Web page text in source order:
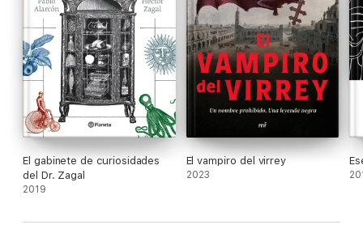
El gabinete de curiosidades
del Dr. Zagal
2019
El vampiro del virrey
2023